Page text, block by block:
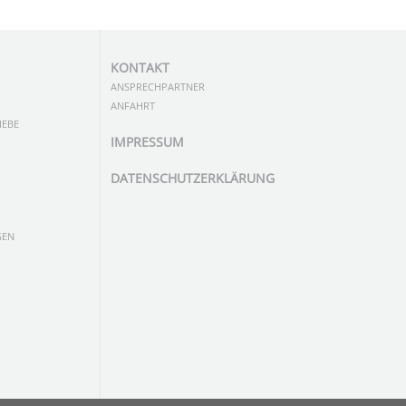
KONTAKT
ANSPRECHPARTNER
ANFAHRT
IMPRESSUM
DATENSCHUTZERKLÄRUNG